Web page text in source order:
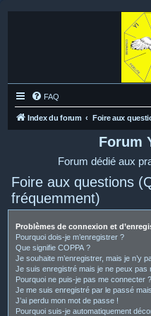
FAQ
Index du forum Foire aux
Forum
Forum dédié aux
Foire aux questions
fréquemment)
Problèmes de connexion et
Pourquoi dois-je m’enregistrer ?
Que signifie COPPA ?
Je souhaite m’enregistrer, mais je n’y
Je suis enregistré mais je ne peux pas
Pourquoi ne puis-je pas me connecter ?
Je me suis enregistré par le passé
J’ai perdu mon mot de passe !
Pourquoi suis-je automatiquement